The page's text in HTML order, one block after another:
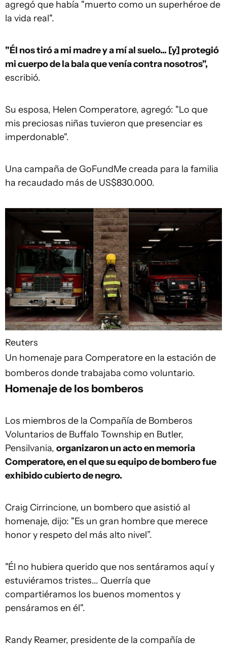
agregó que había "muerto como un superhéroe de
la vida real".
"Él nos tiró a mi madre y a mí al suelo... [y] protegió
mi cuerpo de la bala que venía contra nosotros",
escribió.
Su esposa, Helen Comperatore, agregó: "Lo que
mis preciosas niñas tuvieron que presenciar es
imperdonable".
Una campaña de GoFundMe creada para la familia
ha recaudado más de US$830.000.
Reuters
Un homenaje para Comperatore en la estación de
bomberos donde trabajaba como voluntario.
Homenaje de los bomberos
Los miembros de la Compañía de Bomberos
Voluntarios de Buffalo Township en Butler,
Pensilvania, organizaron un acto en memoria
Comperatore, en el que su equipo de bombero fue
exhibido cubierto de negro.
Craig Cirrincione, un bombero que asistió al
homenaje, dijo: "Es un gran hombre que merece
honor y respeto del más alto nivel”.
"Él no hubiera querido que nos sentáramos aquí y
estuviéramos tristes... Querría que
compartiéramos los buenos momentos y
pensáramos en él".
Randy Reamer, presidente de la compañía de